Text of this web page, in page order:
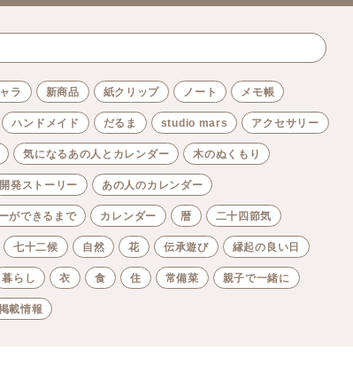
ラ 新商品 紙クリップ ノート メモ帳
ハンドメイド だるま studio mars アクセサリー
気になるあの人とカレンダー 木のぬくもり
開発ストーリー あの人のカレンダー
ができるまで カレンダー 暦 二十四節気
七十二候 自然 花 伝承遊び 縁起の良い日
暮らし 衣 食 住 常備菜 親子で一緒に
載情報